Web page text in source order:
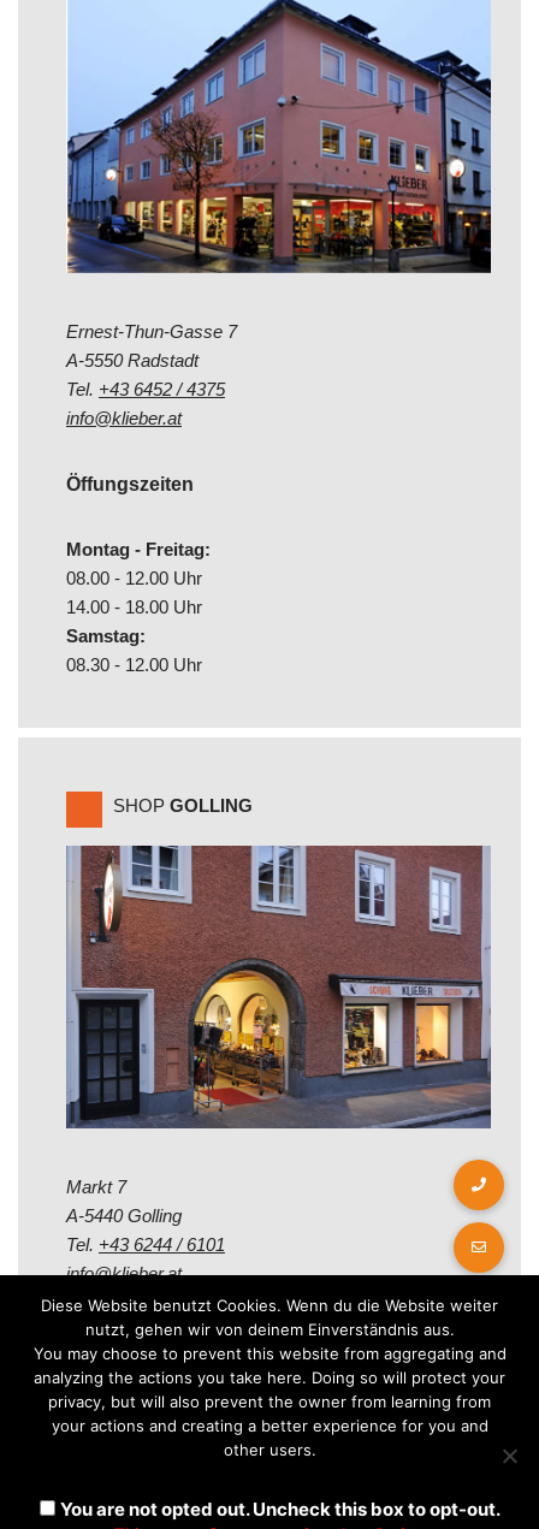
Ernest-Thun-Gasse 7
A-5550 Radstadt
Tel. +43 6452 / 4375
info@klieber.at
Öffungszeiten
Montag - Freitag:
08.00 - 12.00 Uhr
14.00 - 18.00 Uhr
Samstag:
08.30 - 12.00 Uhr
SHOP GOLLING
Markt 7
A-5440 Golling
Tel. +43 6244 / 6101
info@klieber.at
Öffungszeiten
Montag - Freitag:
08.00 - 12.00 Uhr
08.30 - 12.30 Uhr
Diese Website benutzt Cookies. Wenn du die Website weiter
nutzt, gehen wir von deinem Einverständnis aus.
You may choose to prevent this website from aggregating and
analyzing the actions you take here. Doing so will protect your
privacy, but will also prevent the owner from learning from
your actions and creating a better experience for you and
other users.
You are not opted out. Uncheck this box to opt-out.